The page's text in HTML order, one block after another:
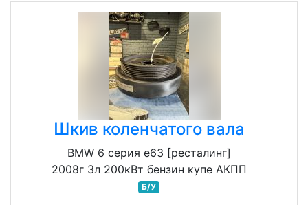
Шкив коленчатого вала
BMW 6 серия e63 [ресталинг]
2008г 3л 200кВт бензин купе АКПП
Б/У